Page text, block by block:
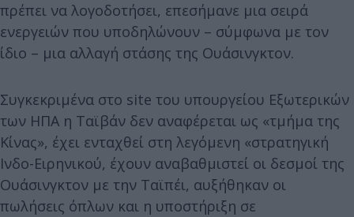
πρέπει να λογοδοτήσει, επεσήμανε μια σειρά
ενεργειών που υποδηλώνουν – σύμφωνα με τον
ίδιο – μια αλλαγή στάσης της Ουάσινγκτον.
Συγκεκριμένα στο site του υπουργείου Εξωτερικών
των ΗΠΑ η Ταϊβάν δεν αναφέρεται ως «τμήμα της
Κίνας», έχει ενταχθεί στη λεγόμενη «στρατηγική
Ινδο-Ειρηνικού, έχουν αναβαθμιστεί οι δεσμοί της
Ουάσινγκτον με την Ταϊπέι, αυξήθηκαν οι
πωλήσεις όπλων και η υποστήριξη σε